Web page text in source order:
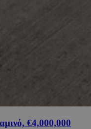
€4,000,000